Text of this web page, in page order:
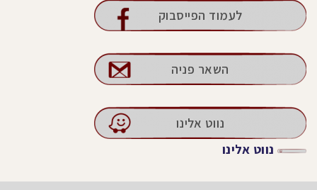
לעמוד הפייסבוק
השאר פניה
נווט אלינו
נווט אלינו